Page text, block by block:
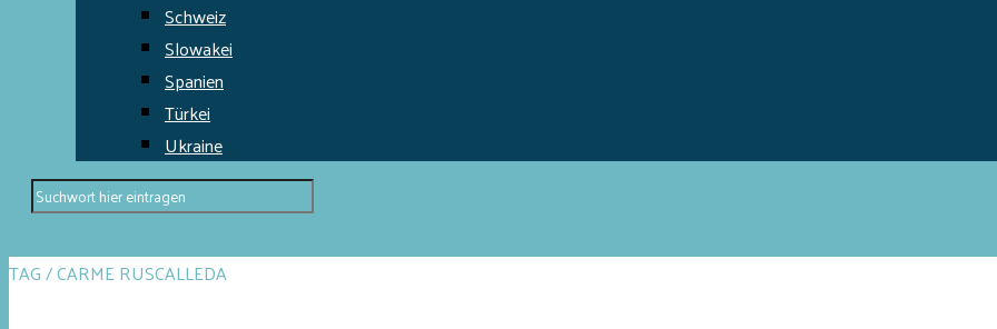
Schweiz
Slowakei
Spanien
Türkei
Ukraine
TAG / CARME RUSCALLEDA